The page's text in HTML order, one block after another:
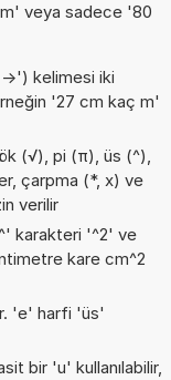
veya sadece '80
kelimesi iki
'27 cm kaç m'
(√), pi (π), üs (^),
çarpma (*, x) ve
verilir
karakteri '^2' ve
kare cm^2
'e' harfi 'üs'
bir 'u' kullanılabilir,